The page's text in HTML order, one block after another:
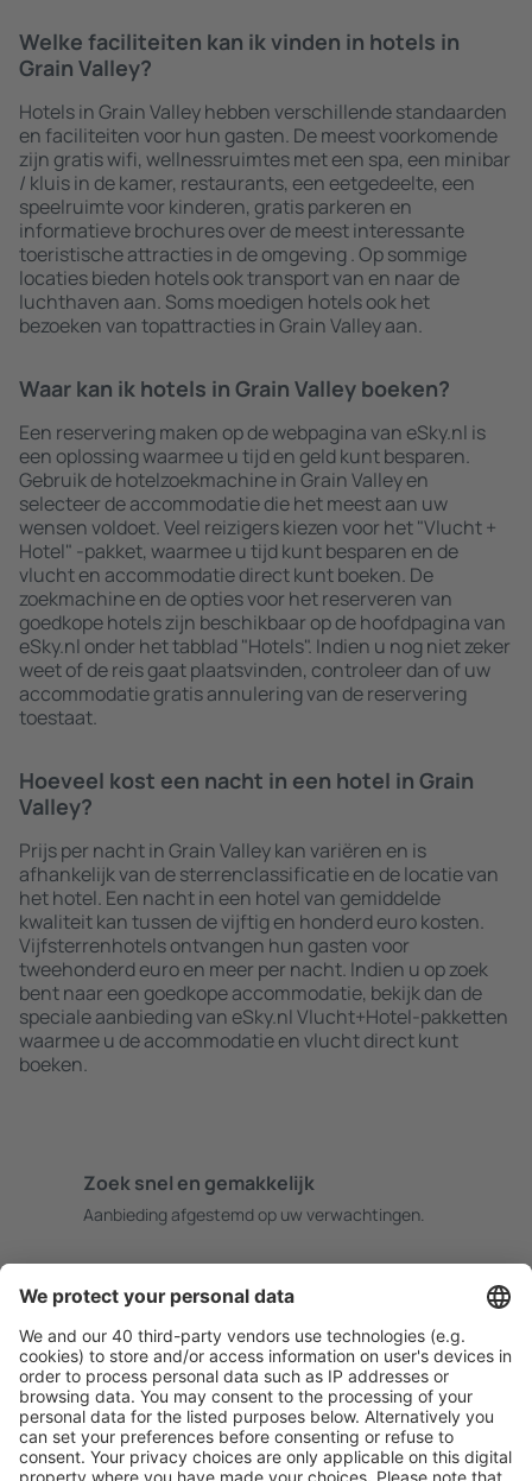
Welke faciliteiten kan ik vinden in hotels in
Grain Valley?
Hotels in Grain Valley hebben verschillende standaarden
en faciliteiten voor hun gasten. De meest voorkomende
zijn gratis wifi, wellnessruimtes met een spa, een minibar
/ kluis in de kamer, restaurants, een eetgedeelte, een
speelruimte voor kinderen, gratis parkeren en
informatieve brochures over de meest interessante
toeristische attracties in de omgeving . Op sommige
locaties bieden hotels ook transport van en naar de
luchthaven aan. Soms moedigen hotels ook het
bezoeken van topattracties in Grain Valley aan.
Waar kan ik hotels in Grain Valley boeken?
Een reservering maken op de webpagina van eSky.nl is
een oplossing waarmee u tijd en geld kunt besparen.
Gebruik de hotelzoekmachine in Grain Valley en
selecteer de accommodatie die het meest aan uw
wensen voldoet. Veel reizigers kiezen voor het "Vlucht +
Hotel" -pakket, waarmee u tijd kunt besparen en de
vlucht en accommodatie direct kunt boeken. De
zoekmachine en de opties voor het reserveren van
goedkope hotels zijn beschikbaar op de hoofdpagina van
eSky.nl onder het tabblad "Hotels". Indien u nog niet zeker
weet of de reis gaat plaatsvinden, controleer dan of uw
accommodatie gratis annulering van de reservering
toestaat.
Hoeveel kost een nacht in een hotel in Grain
Valley?
Prijs per nacht in Grain Valley kan variëren en is
afhankelijk van de sterrenclassificatie en de locatie van
het hotel. Een nacht in een hotel van gemiddelde
kwaliteit kan tussen de vijftig en honderd euro kosten.
Vijfsterrenhotels ontvangen hun gasten voor
tweehonderd euro en meer per nacht. Indien u op zoek
bent naar een goedkope accommodatie, bekijk dan de
speciale aanbieding van eSky.nl Vlucht+Hotel-pakketten
waarmee u de accommodatie en vlucht direct kunt
boeken.
Zoek snel en gemakkelijk
Aanbieding afgestemd op uw verwachtingen.
Plan veilig
Bespaar meer
Reisaanbiedingen en speciale aanbiedingen voor
geregistreerde gebruikers.